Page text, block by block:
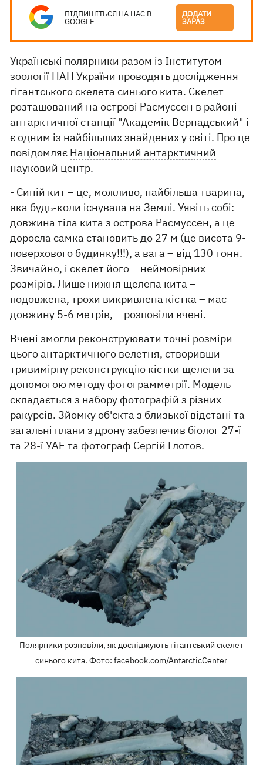
ПІДПИШІТЬСЯ НА НАС В
GOOGLE
ДОДАТИ
ЗАРАЗ
Українські полярники разом із Інститутом
зоології НАН України проводять дослідження
гігантського скелета синього кита. Скелет
розташований на острові Расмуссен в районі
антарктичної станції "Академік Вернадський" і
є одним із найбільших знайдених у світі. Про це
повідомляє Національний антарктичний
науковий центр.
- Синій кит – це, можливо, найбільша тварина,
яка будь-коли існувала на Землі. Уявіть собі:
довжина тіла кита з острова Расмуссен, а це
доросла самка становить до 27 м (це висота 9-
поверхового будинку!!!), а вага – від 130 тонн.
Звичайно, і скелет його – неймовірних
розмірів. Лише нижня щелепа кита –
подовжена, трохи викривлена кістка – має
довжину 5-6 метрів, – розповіли вчені.
Вчені змогли реконструювати точні розміри
цього антарктичного велетня, створивши
тривимірну реконструкцію кістки щелепи за
допомогою методу фотограмметрії. Модель
складається з набору фотографій з різних
ракурсів. Зйомку об'єкта з близької відстані та
загальні плани з дрону забезпечив біолог 27-ї
та 28-ї УАЕ та фотограф Сергій Глотов.
Полярники розповіли, як досліджують гігантський скелет
синього кита. Фото: facebook.com/AntarcticCenter